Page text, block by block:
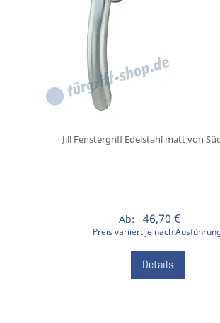
Jill Fenstergriff Edelstahl matt von
Ab: 46,70 €
Preis variiert je nach
Details